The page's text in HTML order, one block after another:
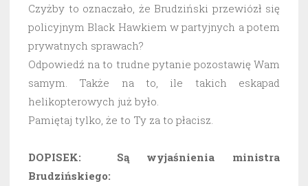
Czyżby to oznaczało, że Brudziński przewiózł się
policyjnym Black Hawkiem w partyjnych a potem
prywatnych sprawach?
Odpowiedź na to trudne pytanie pozostawię Wam
samym. Także na to, ile takich eskapad
helikopterowych już było.
Pamiętaj tylko, że to Ty za to płacisz.
DOPISEK: Są wyjaśnienia ministra
Brudzińskiego: